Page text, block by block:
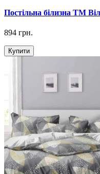
Постільна білизна ТМ
894 грн.
Купити